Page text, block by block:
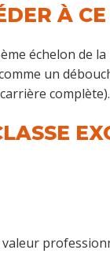
À
échelon de
un
complète).